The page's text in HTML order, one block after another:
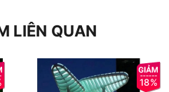
LIÊN QUAN
18%